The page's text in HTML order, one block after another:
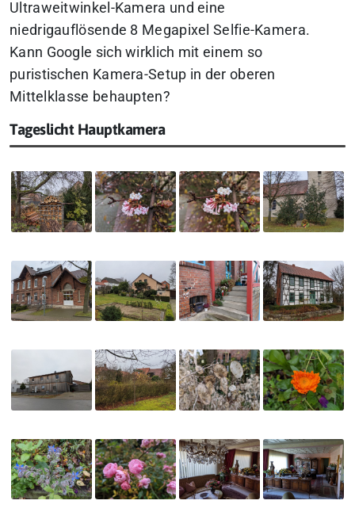
Ultraweitwinkel-Kamera und eine
niedrigauflösende 8 Megapixel Selfie-Kamera.
Kann Google sich wirklich mit einem so
puristischen Kamera-Setup in der oberen
Mittelklasse behaupten?
Tageslicht Hauptkamera